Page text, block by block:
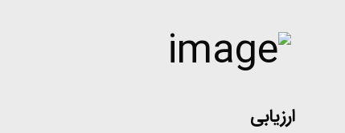
ارزیابی